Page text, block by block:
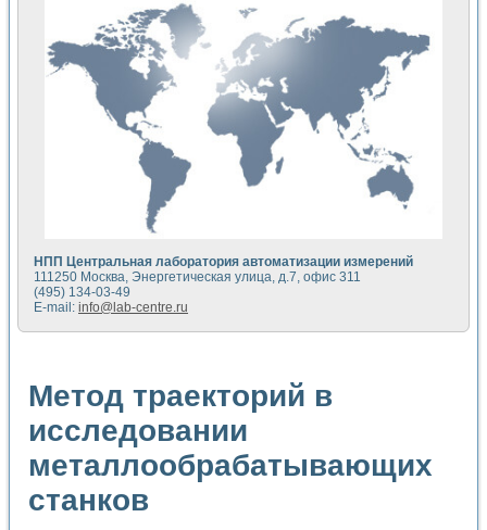
Применение среды LabVIEW для построения картины
Портативная система для определения показателей
Использование LabVIEW для управления источником
Устройство для снятия вольт-амперных характеристик
Передовые научные технологии: нано-, фемто-,
Автоматизированная установка по измерению временных
Автоматизированный лабораторный комплекс на базе
Визуализация моделирования и оптимизации тепловой
Виртуальный прибор для исследования функциональных
Исследование возможности создания экономичного
Исследование кинетики движения макрочастиц в
Метод прогнозирования свойств дисперсных продуктов
Недорогая система управления сверхпроводящим
Применение технологий NI в курсе экспериментальной
Расчет переноса аэрозоля и выпадения осадка в
Применение NI VISION для геометрического анализа в
Система температурной стабилизации
Управление движением с помощью программно -
Определение параметров всплывающих газовых
Система управления асинхронным тиристорным
Лазерный профилометр
НПП Центральная лаборатория автоматизации измерений
111250 Москва, Энергетическая улица, д.7, офис 311
(495) 134-03-49
E-mail: info@lab-centre.ru
Метод траекторий в
исследовании
металлообрабатывающих
станков